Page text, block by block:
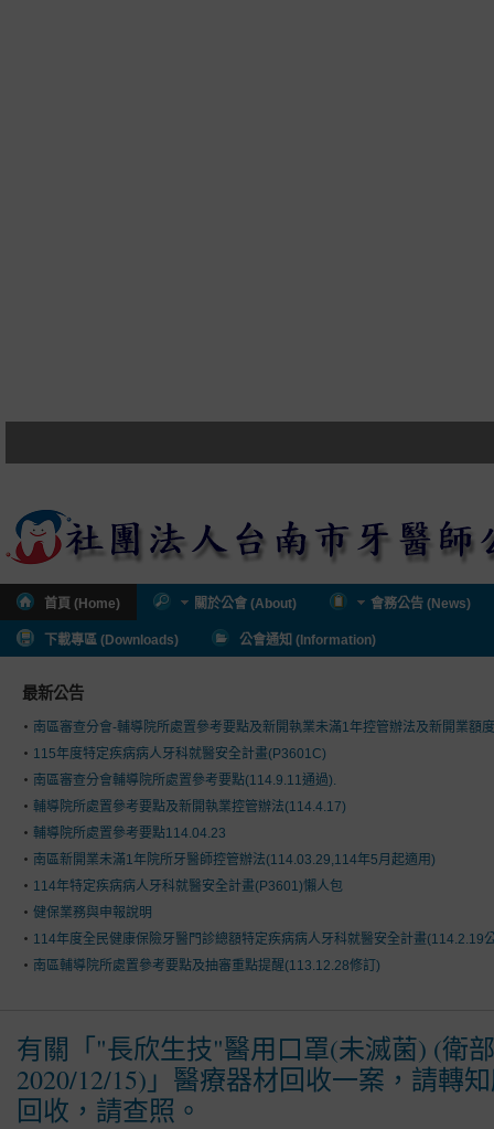
首頁 (Home) 關於公會 (About) 會務公告 (News)
下載專區 (Downloads) 公會通知 (Information)
最新公告
南區審查分會-輔導院所處置參考要點及新開執業未滿1年控管辦法及新開業額
115年度特定疾病病人牙科就醫安全計畫(P3601C)
南區審查分會輔導院所處置參考要點(114.9.11通過).
輔導院所處置參考要點及新開執業控管辦法(114.4.17)
輔導院所處置參考要點114.04.23
南區新開業未滿1年院所牙醫師控管辦法(114.03.29,114年5月起適用)
114年特定疾病病人牙科就醫安全計畫(P3601)懶人包
健保業務與申報說明
114年度全民健康保險牙醫門診總額特定疾病病人牙科就醫安全計畫(114.2.19
南區輔導院所處置參考要點及抽審重點提醒(113.12.28修訂)
有關「"長欣生技"醫用口罩(未滅菌) (衛
2020/12/15)」醫療器材回收一案，請轉
回收，請查照。